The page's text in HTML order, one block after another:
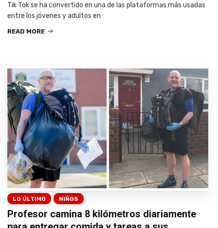
Tik Tok se ha convertido en una de las plataformas más usadas
entre los jóvenes y adultos en
READ MORE
LO ÚLTIMO NIÑOS
Profesor camina 8 kilómetros diariamente